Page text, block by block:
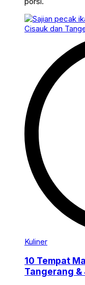
Kuliner
10 Tempat
Tangerang